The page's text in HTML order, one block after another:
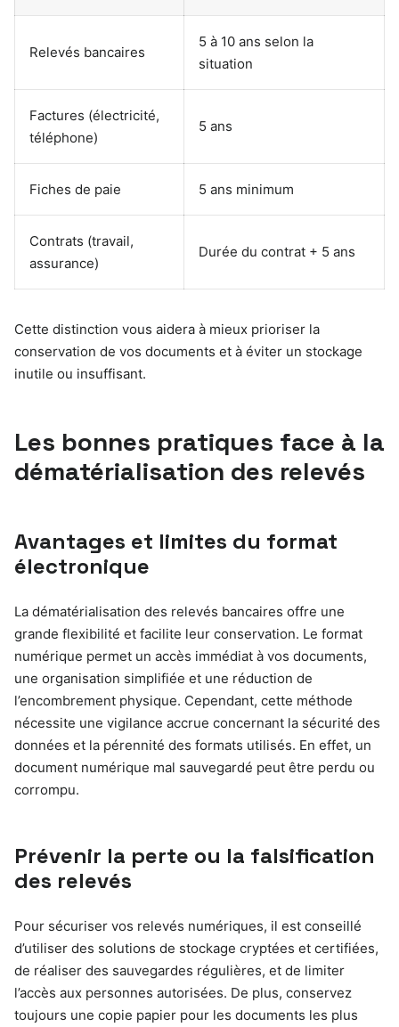
Relevés bancaires
5 à 10 ans selon la
situation
Factures (électricité,
téléphone)
5 ans
Fiches de paie 5 ans minimum
Contrats (travail,
assurance)
Durée du contrat + 5 ans
Cette distinction vous aidera à mieux prioriser la
conservation de vos documents et à éviter un stockage
inutile ou insuffisant.
Les bonnes pratiques face à la
dématérialisation des relevés
Avantages et limites du format
électronique
La dématérialisation des relevés bancaires offre une
grande flexibilité et facilite leur conservation. Le format
numérique permet un accès immédiat à vos documents,
une organisation simplifiée et une réduction de
l’encombrement physique. Cependant, cette méthode
nécessite une vigilance accrue concernant la sécurité des
données et la pérennité des formats utilisés. En effet, un
document numérique mal sauvegardé peut être perdu ou
corrompu.
Prévenir la perte ou la falsification
des relevés
Pour sécuriser vos relevés numériques, il est conseillé
d’utiliser des solutions de stockage cryptées et certifiées,
de réaliser des sauvegardes régulières, et de limiter
l’accès aux personnes autorisées. De plus, conservez
toujours une copie papier pour les documents les plus